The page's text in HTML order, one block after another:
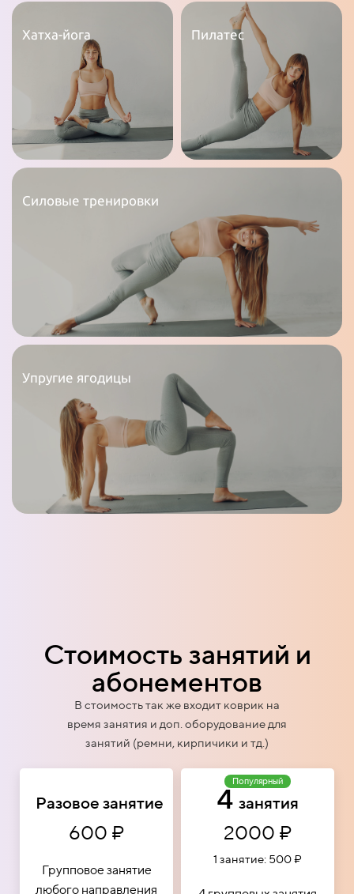
Хатха-йога Пилатес
Силовые тренировки
Упругие ягодицы
Стоимость занятий и
абонементов
В стоимость так же входит коврик на
время занятия и доп. оборудование для
занятий (ремни, кирпичики и тд.)
Разовое занятие
600 ₽
Групповое занятие
любого направления
Популярный
4занятия
2000 ₽
1 занятие: 500 ₽